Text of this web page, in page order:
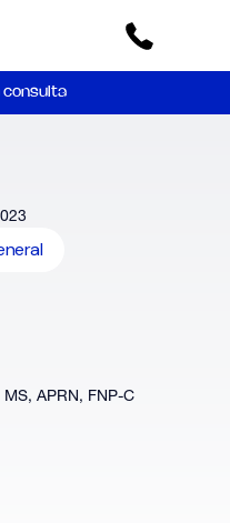
consulta
APRN, FNP-C